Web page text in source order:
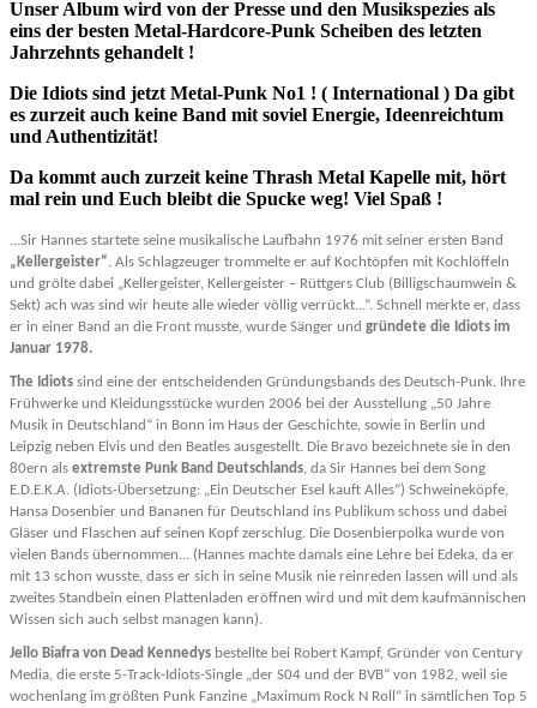
Unser Album wird von der Presse und den Musikspezies als
eins der besten Metal-Hardcore-Punk Scheiben des letzten
Jahrzehnts gehandelt !
Die Idiots sind jetzt Metal-Punk No1 ! ( International ) Da gibt
es zurzeit auch keine Band mit soviel Energie, Ideenreichtum
und Authentizität!
Da kommt auch zurzeit keine Thrash Metal Kapelle mit, hört
mal rein und Euch bleibt die Spucke weg! Viel Spaß !
...Sir Hannes startete seine musikalische Laufbahn 1976 mit seiner ersten Band
„Kellergeister“. Als Schlagzeuger trommelte er auf Kochtöpfen mit Kochlöffeln
und grölte dabei „Kellergeister, Kellergeister – Rüttgers Club (Billigschaumwein &
Sekt) ach was sind wir heute alle wieder völlig verrückt...“. Schnell merkte er, dass
er in einer Band an die Front musste, wurde Sänger und gründete die Idiots im
Januar 1978.
The Idiots sind eine der entscheidenden Gründungsbands des Deutsch-Punk. Ihre
Frühwerke und Kleidungsstücke wurden 2006 bei der Ausstellung „50 Jahre
Musik in Deutschland“ in Bonn im Haus der Geschichte, sowie in Berlin und
Leipzig neben Elvis und den Beatles ausgestellt. Die Bravo bezeichnete sie in den
80ern als extremste Punk Band Deutschlands, da Sir Hannes bei dem Song
E.D.E.K.A. (Idiots-Übersetzung: „Ein Deutscher Esel kauft Alles“) Schweineköpfe,
Hansa Dosenbier und Bananen für Deutschland ins Publikum schoss und dabei
Gläser und Flaschen auf seinen Kopf zerschlug. Die Dosenbierpolka wurde von
vielen Bands übernommen... (Hannes machte damals eine Lehre bei Edeka, da er
mit 13 schon wusste, dass er sich in seine Musik nie reinreden lassen will und als
zweites Standbein einen Plattenladen eröffnen wird und mit dem kaufmännischen
Wissen sich auch selbst managen kann).
Jello Biafra von Dead Kennedys bestellte bei Robert Kampf, Gründer von Century
Media, die erste 5-Track-Idiots-Single „der S04 und der BVB“ von 1982, weil sie
wochenlang im größten Punk Fanzine „Maximum Rock N Roll“ in sämtlichen Top 5